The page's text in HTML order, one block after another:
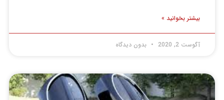
بیشتر بخوانید »
آگوست 2, 2020 بدون دیدگاه